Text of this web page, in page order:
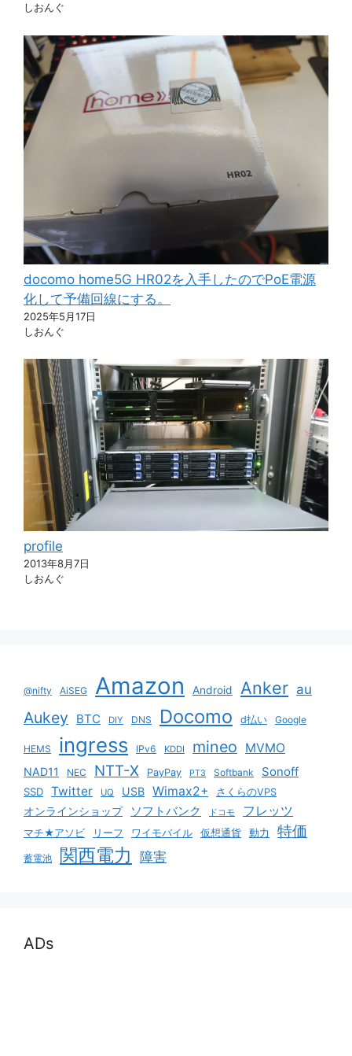
しおんぐ
docomo home5G HR02を入手したのでPoE電源
化して予備回線にする。
2025年5月17日
しおんぐ
profile
2013年8月7日
しおんぐ
@nifty AiSEG Amazon Android Anker au
Aukey BTC DIY DNS Docomo d払い Google
HEMS ingress IPv6 KDDI mineo MVMO
NAD11 NEC NTT-X PayPay PT3 Softbank Sonoff
SSD Twitter UQ USB Wimax2+ さくらのVPS
オンラインショップ ソフトバンク ドコモ フレッツ
マチ★アソビ リーフ ワイモバイル 仮想通貨 動力 特価
蓄電池 関西電力 障害
ADs